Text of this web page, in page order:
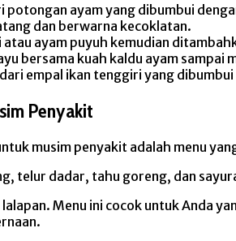
ayam yang dibumbui
dan berwarna kecoklatan.
atau ayam puyuh kemudian
bersama kuah kaldu ayam sampai
empal ikan tenggiri yang
Penyakit
musim penyakit adalah menu
telur dadar, tahu goreng, dan
Menu ini cocok untuk Anda